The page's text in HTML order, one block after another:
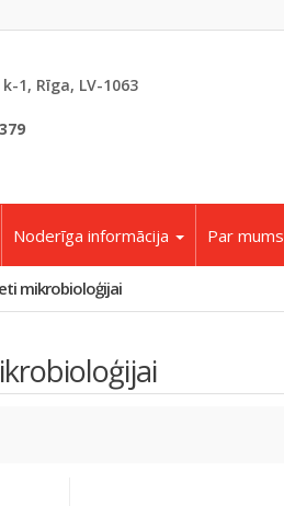
1, Rīga, LV-1063
Noderīga informācija Par mums
mikrobioloģijai